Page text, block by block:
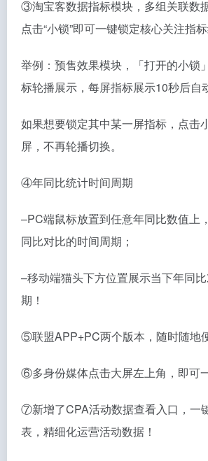
③淘宝客数据指标模块，多组关联数
点击“小锁”即可一键锁定核心关注指标
举例：预售效果模块，「打开的小锁
标轮播展示，每屏指标展示10秒后自
如果想要锁定其中某一屏指标，点击
屏，不再轮播切换。
④年同比统计时间周期
–PC端鼠标放置到任意年同比数值上
同比对比的时间周期；
–移动端猫头下方位置展示当下年同
期！
⑤联盟APP+PC两个版本，随时随地
⑥多身份媒体点击大屏左上角，即可
⑦新增了CPA活动数据查看入口，一
表，精细化运营活动数据！